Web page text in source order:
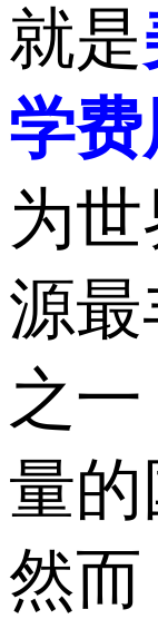
就是
学费
为
源
之
量的
然而